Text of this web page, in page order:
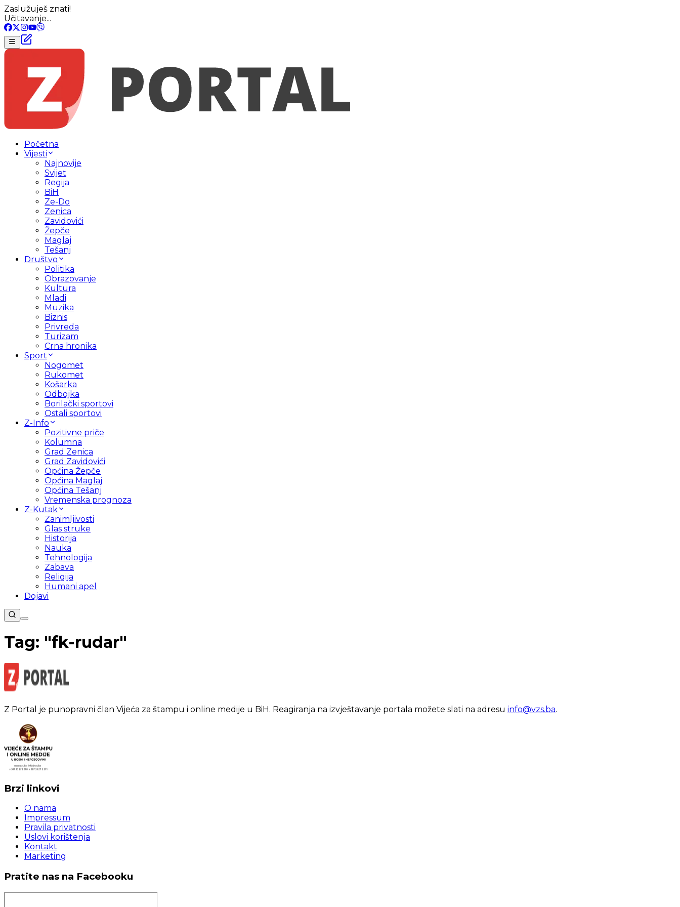
Zaslužuješ znati!
Učitavanje...
Početna
Vijesti
Najnovije
Svijet
Regija
BiH
Ze-Do
Zenica
Zavidovići
Žepče
Maglaj
Tešanj
Društvo
Politika
Obrazovanje
Kultura
Mladi
Muzika
Biznis
Privreda
Turizam
Crna hronika
Sport
Nogomet
Rukomet
Košarka
Odbojka
Borilački sportovi
Ostali sportovi
Z-Info
Pozitivne priče
Kolumna
Grad Zenica
Grad Zavidovići
Općina Žepče
Općina Maglaj
Općina Tešanj
Vremenska prognoza
Z-Kutak
Zanimljivosti
Glas struke
Historija
Nauka
Tehnologija
Zabava
Religija
Humani apel
Dojavi
Tag: "fk-rudar"
Z Portal je punopravni član Vijeća za štampu i online medije u BiH. Reagiranja na izvještavanje portala možete slati na adresu info@vzs.ba.
Brzi linkovi
O nama
Impressum
Pravila privatnosti
Uslovi korištenja
Kontakt
Marketing
Pratite nas na Facebooku